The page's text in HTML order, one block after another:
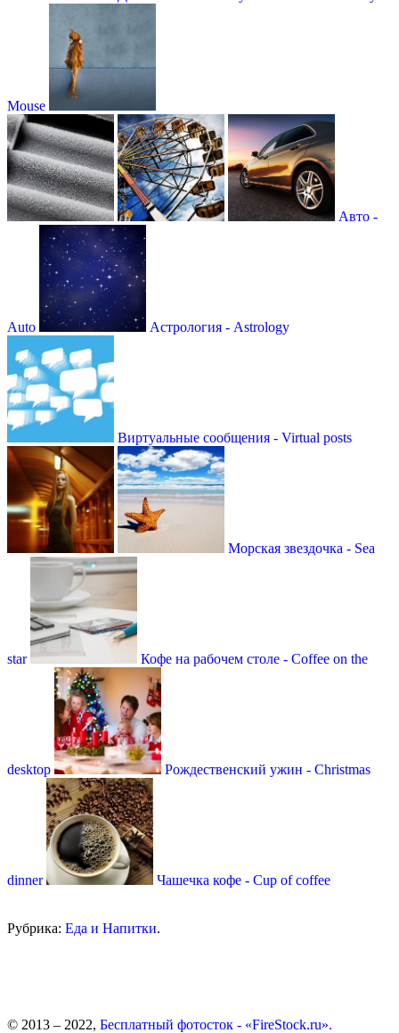
Mouse
Авто -
Auto Астрология - Astrology
Виртуальные сообщения - Virtual posts
Морская звездочка - Sea
star Кофе на рабочем столе - Coffee on the
desktop Рождественский ужин - Christmas
dinner Чашечка кофе - Сup of coffee
Рубрика: Еда и Напитки.
© 2013 – 2022, Бесплатный фотосток - «FireStock.ru».